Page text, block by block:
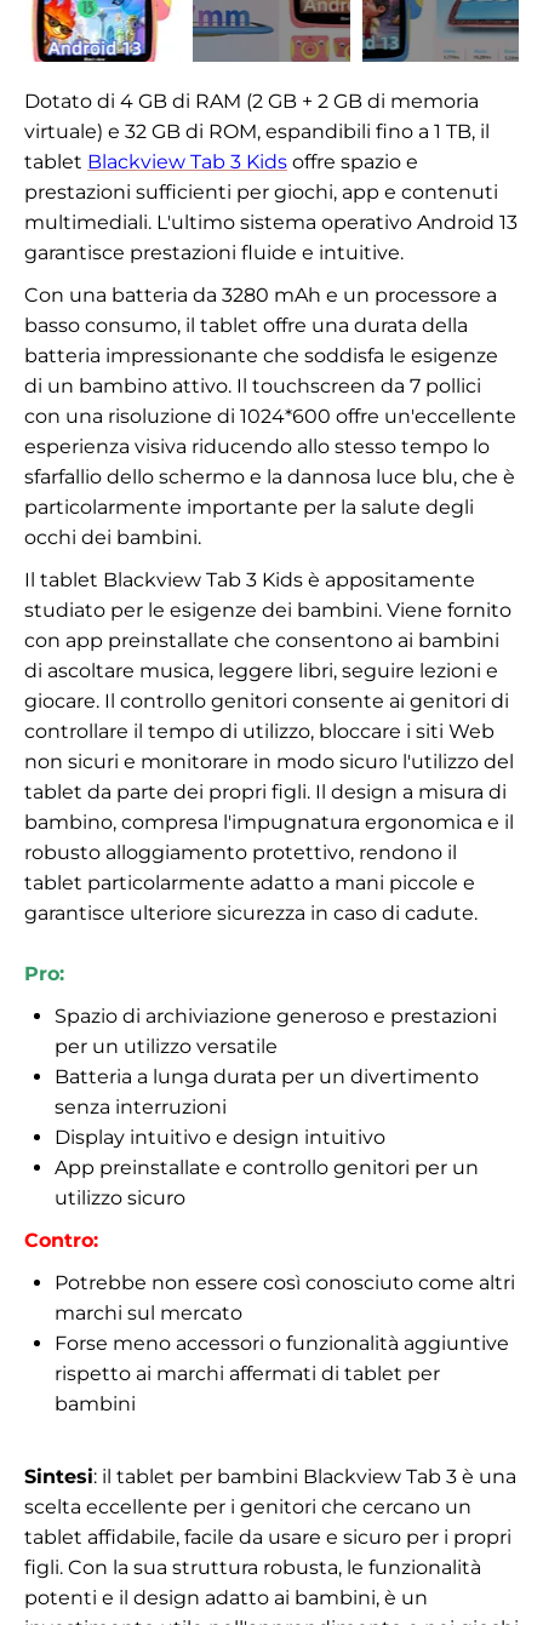
Dotato di 4 GB di RAM (2 GB + 2 GB di memoria
virtuale) e 32 GB di ROM, espandibili fino a 1 TB, il
tablet Blackview Tab 3 Kids offre spazio e
prestazioni sufficienti per giochi, app e contenuti
multimediali. L'ultimo sistema operativo Android 13
garantisce prestazioni fluide e intuitive.
Con una batteria da 3280 mAh e un processore a
basso consumo, il tablet offre una durata della
batteria impressionante che soddisfa le esigenze
di un bambino attivo. Il touchscreen da 7 pollici
con una risoluzione di 1024*600 offre un'eccellente
esperienza visiva riducendo allo stesso tempo lo
sfarfallio dello schermo e la dannosa luce blu, che è
particolarmente importante per la salute degli
occhi dei bambini.
Il tablet Blackview Tab 3 Kids è appositamente
studiato per le esigenze dei bambini. Viene fornito
con app preinstallate che consentono ai bambini
di ascoltare musica, leggere libri, seguire lezioni e
giocare. Il controllo genitori consente ai genitori di
controllare il tempo di utilizzo, bloccare i siti Web
non sicuri e monitorare in modo sicuro l'utilizzo del
tablet da parte dei propri figli. Il design a misura di
bambino, compresa l'impugnatura ergonomica e il
robusto alloggiamento protettivo, rendono il
tablet particolarmente adatto a mani piccole e
garantisce ulteriore sicurezza in caso di cadute.
Pro:
Spazio di archiviazione generoso e prestazioni
per un utilizzo versatile
Batteria a lunga durata per un divertimento
senza interruzioni
Display intuitivo e design intuitivo
App preinstallate e controllo genitori per un
utilizzo sicuro
Contro:
Potrebbe non essere così conosciuto come altri
marchi sul mercato
Forse meno accessori o funzionalità aggiuntive
rispetto ai marchi affermati di tablet per
bambini
Sintesi: il tablet per bambini Blackview Tab 3 è una
scelta eccellente per i genitori che cercano un
tablet affidabile, facile da usare e sicuro per i propri
figli. Con la sua struttura robusta, le funzionalità
potenti e il design adatto ai bambini, è un